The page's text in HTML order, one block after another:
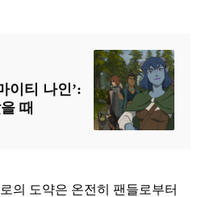
이티 나인’:
때
의 도약은 온전히 팬들로부터